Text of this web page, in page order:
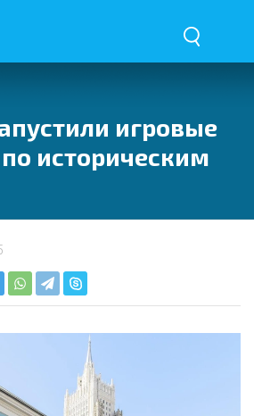
игровые
историческим